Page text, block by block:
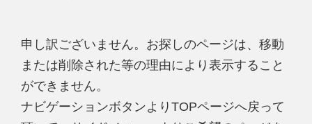
申し訳ございません。お探しのページは、移動
または削除された等の理由により表示すること
ができません。
ナビゲーションボタンよりTOPページへ戻って